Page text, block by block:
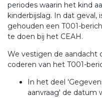
periodes waarin het kind
kinderbijslag. In dat geval,
gehouden een T001-
te doen bij het CEAH.
We vestigen de aandacht
coderen van het T001-
In het deel
aanvraag' de datum